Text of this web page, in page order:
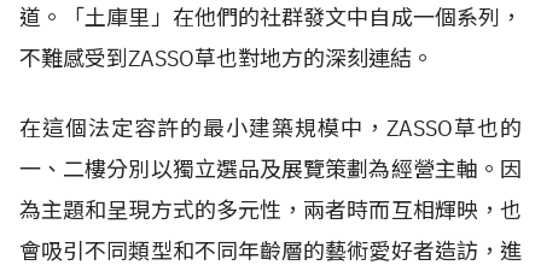
道。「土庫里」在他們的社群發文中自成一個系列，
不難感受到ZASSO草也對地方的深刻連結。
在這個法定容許的最小建築規模中，ZASSO草也的
一、二樓分別以獨立選品及展覽策劃為經營主軸。因
為主題和呈現方式的多元性，兩者時而互相輝映，也
會吸引不同類型和不同年齡層的藝術愛好者造訪，進